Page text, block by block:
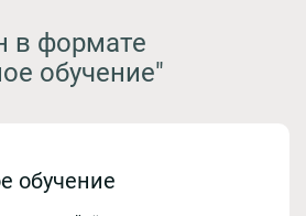
в формате
обучение"
обучение